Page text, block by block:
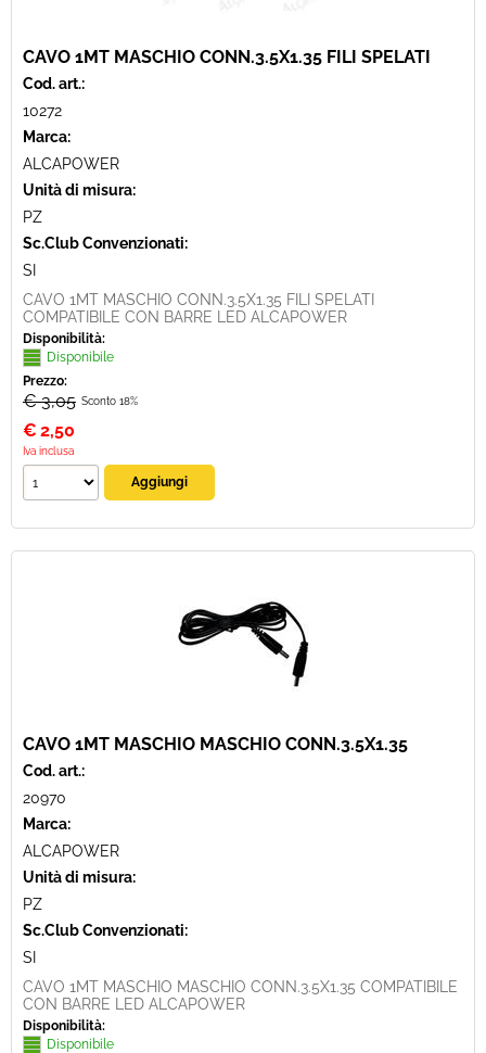
CAVO 1MT MASCHIO CONN.3.5X1.35 FILI SPELATI
Cod. art.:
10272
Marca:
ALCAPOWER
Unità di misura:
PZ
Sc.Club Convenzionati:
SI
CAVO 1MT MASCHIO CONN.3.5X1.35 FILI SPELATI
COMPATIBILE CON BARRE LED ALCAPOWER
Disponibilità:
Disponibile
Prezzo:
€ 3,05 Sconto 18%
€ 2,50
Iva inclusa
CAVO 1MT MASCHIO MASCHIO CONN.3.5X1.35
Cod. art.:
20970
Marca:
ALCAPOWER
Unità di misura:
PZ
Sc.Club Convenzionati:
SI
CAVO 1MT MASCHIO MASCHIO CONN.3.5X1.35 COMPATIBILE
CON BARRE LED ALCAPOWER
Disponibilità:
Disponibile